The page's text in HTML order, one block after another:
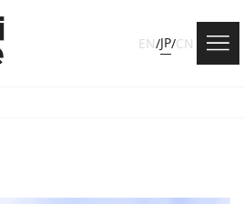
EN/JP/CN